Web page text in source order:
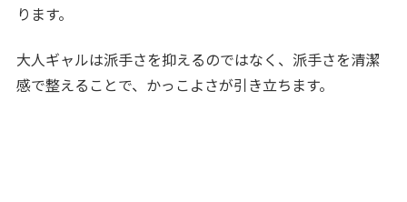
ります。
大人ギャルは派手さを抑えるのではなく、派手さを清潔
感で整えることで、かっこよさが引き立ちます。